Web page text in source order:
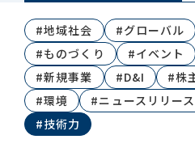
投資家情報
採用情報
#地域社会 #グローバル
#ものづくり
#イベント
#新規事業
#D&I #株
#環境
#ニュースリリース
#技術力